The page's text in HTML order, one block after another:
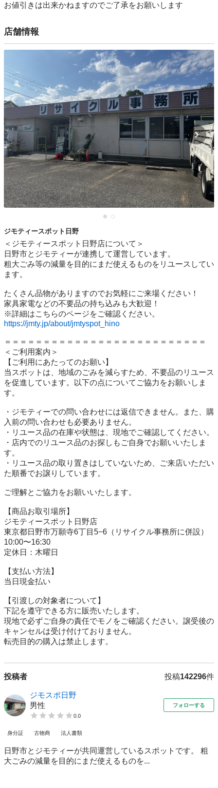
お値引きは出来かねますのでご了承をお願いします
店舗情報
ジモティースポット日野
＜ジモティースポット日野店について＞
日野市とジモティーが連携して運営しています。
粗⼤ごみ等の減量を⽬的にまだ使えるものをリユースしてい
ます。
たくさん品物がありますのでお気軽にご来場ください！
家具家電などの不要品の持ち込みも大歓迎！
https://jmty.jp/about/jmtyspot_hino
＝＝＝＝＝＝＝＝＝＝＝＝＝＝＝＝＝＝＝＝＝＝＝＝＝＝
＜ご利用案内＞
【ご利用にあたってのお願い】
当スポットは、地域のごみを減らすため、不要品のリユース
を促進しています。以下の点についてご協力をお願いしま
す。
・ジモティーでの問い合わせには返信できません。また、購
入前の問い合わせも必要ありません。
・リユース品の在庫や状態は、現地でご確認してください。
・店内でのリユース品のお探しもご自身でお願いいたしま
す。
・リユース品の取り置きはしていないため、ご来店いただい
た順番でお譲りしています。
ご理解とご協力をお願いいたします。
【商品お取引場所】
ジモティースポット日野店
東京都日野市万願寺6丁目5−6（リサイクル事務所に併設）
10:00〜16:30
定休日：木曜日
【⽀払い⽅法】
当日現金払い
【引渡しの対象者について】
下記を遵守できる⽅に販売いたします。
現地で必ずご⾃⾝の責任でモノをご確認ください。譲受後の
キャンセルは受け付けておりません。
転売⽬的の購⼊は禁⽌します。
投稿者 投稿142296件
ジモスポ日野
男性
0.0
フォローする
身分証 古物商 法人書類
日野市とジモティーが共同運営しているスポットです。 粗
⼤ごみの減量を⽬的にまだ使えるものを...